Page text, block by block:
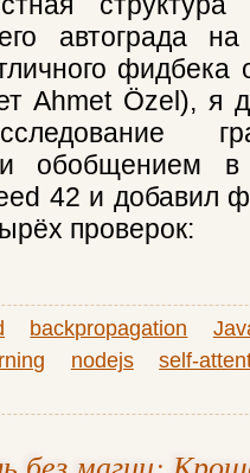
автограда
фидбека
Ahmet Özel), я
обобщением
42 и добавил
проверок:
backpropagation
nodejs
self-